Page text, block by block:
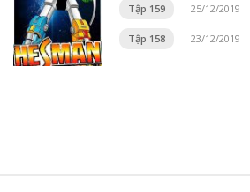
Tập 159 25/12/2019
Tập 158 23/12/2019